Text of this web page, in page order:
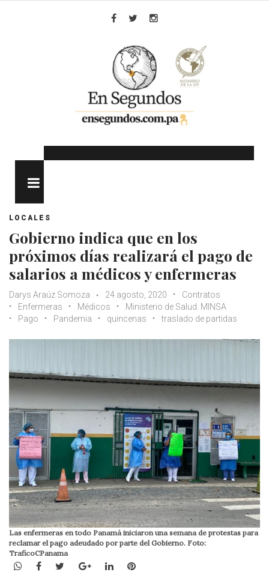
LOCALES
Gobierno indica que en los
próximos días realizará el pago de
salarios a médicos y enfermeras
Darys Araúz Somoza 24 agosto, 2020
Contratos
Enfermeras
Médicos
Ministerio de Salud. MINSA
Pago
Pandemia quincenas traslado de partidas
Las enfermeras en todo Panamá iniciaron una semana de protestas para
reclamar el pago adeudado por parte del Gobierno. Foto:
TraficoCPanama
WhatsApp
Facebook
TwitterGoogle+LinkedInPinterest